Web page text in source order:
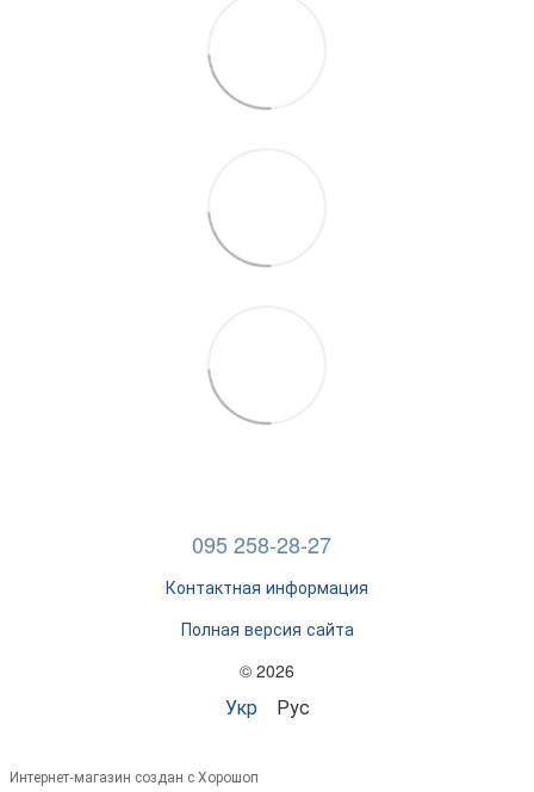
095 258-28-27
Контактная информация
Полная версия сайта
© 2026
Укр Рус
Интернет-магазин создан с Хорошоп